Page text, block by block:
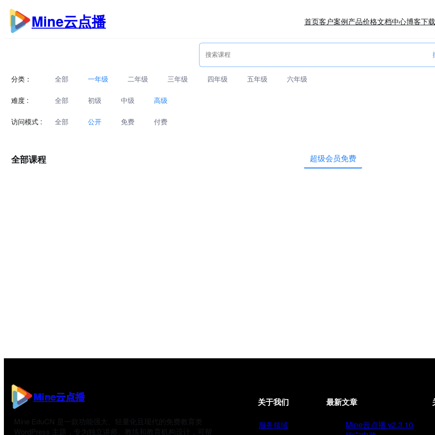
跳
至
内
Mine云点播 首页客户案例产品价格文档中心博客下载
分类： 全部 一年级 二年级 三年级 四年级 五年级 六年级
难度 : 全部 初级 中级 高级
访问模式 : 全部 公开 免费 付费
全部课程 超级会员免费
Mine云点播
Mine EduCN 是一款功能强大、轻量化且现代的免费教育类
WordPress 主题，专为独立讲师、教练和教育机构设计，可帮
关于我们
服务领域
最新文章
Mine云点播 v2.3.10